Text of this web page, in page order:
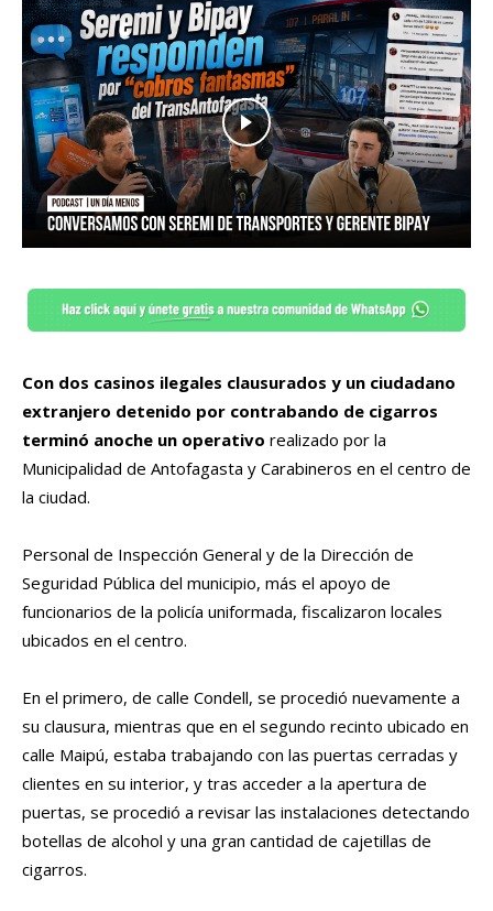
Con dos casinos ilegales clausurados y un ciudadano
extranjero detenido por contrabando de cigarros
terminó anoche un operativo realizado por la
Municipalidad de Antofagasta y Carabineros en el centro de
la ciudad.
Personal de Inspección General y de la Dirección de
Seguridad Pública del municipio, más el apoyo de
funcionarios de la policía uniformada, fiscalizaron locales
ubicados en el centro.
En el primero, de calle Condell, se procedió nuevamente a
su clausura, mientras que en el segundo recinto ubicado en
calle Maipú, estaba trabajando con las puertas cerradas y
clientes en su interior, y tras acceder a la apertura de
puertas, se procedió a revisar las instalaciones detectando
botellas de alcohol y una gran cantidad de cajetillas de
cigarros.